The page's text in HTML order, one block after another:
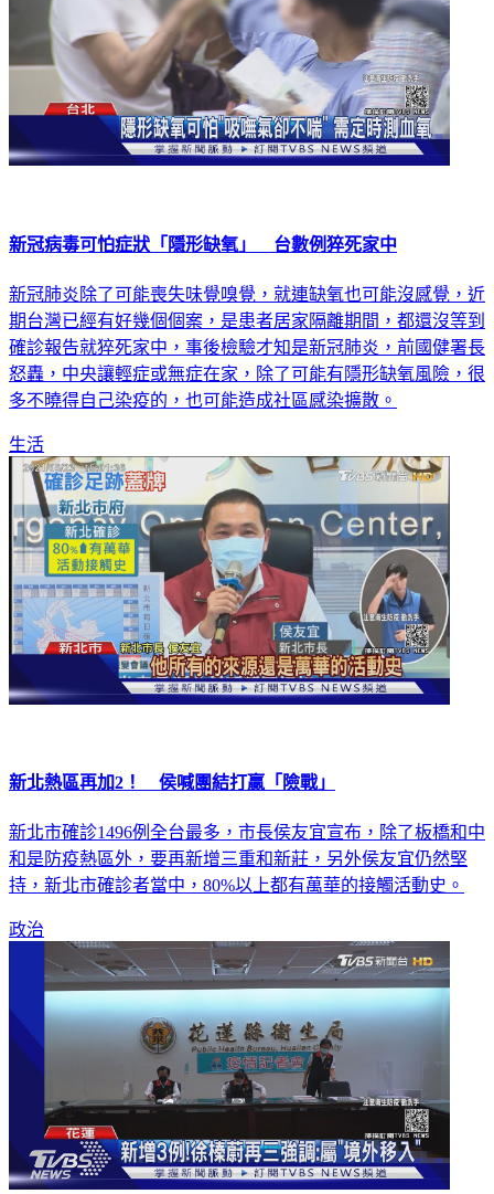
新冠病毒可怕症狀「隱形缺氧」 台數例猝死家中
新冠肺炎除了可能喪失味覺嗅覺，就連缺氧也可能沒感覺，近
期台灣已經有好幾個個案，是患者居家隔離期間，都還沒等到
確診報告就猝死家中，事後檢驗才知是新冠肺炎，前國健署長
怒轟，中央讓輕症或無症在家，除了可能有隱形缺氧風險，很
多不曉得自己染疫的，也可能造成社區感染擴散。
生活
新北熱區再加2！ 侯喊團結打贏「險戰」
新北市確診1496例全台最多，市長侯友宜宣布，除了板橋和中
和是防疫熱區外，要再新增三重和新莊，另外侯友宜仍然堅
持，新北市確診者當中，80%以上都有萬華的接觸活動史。
政治